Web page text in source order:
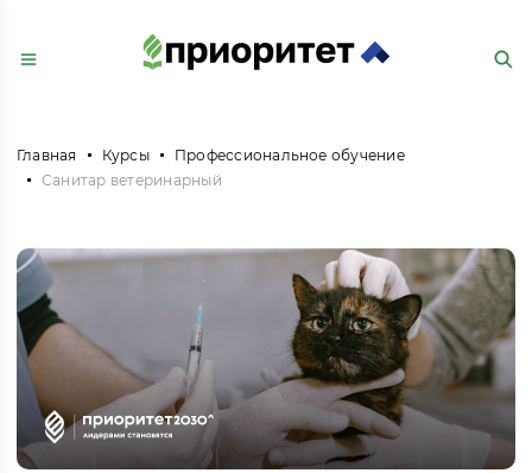
Главная Курсы
Профессиональное обучение
Санитар ветеринарный